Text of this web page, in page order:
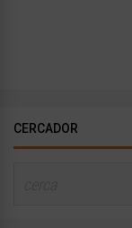
CERCADOR